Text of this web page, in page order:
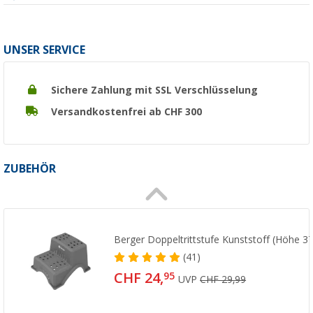
UNSER SERVICE
Sichere Zahlung mit SSL Verschlüsselung
Versandkostenfrei ab CHF 300
ZUBEHÖR
Berger Doppeltrittstufe Kunststoff (Höhe
(41)
CHF 24,95 UVPCHF 29,99